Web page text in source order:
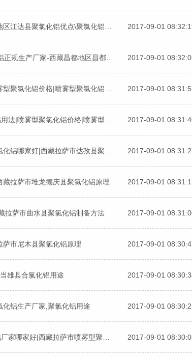
2017-09-01
2017-09-01
2017-09-01
2017-09-01
2017-09-01
拉萨市堆龙德庆县聚氯化铝原理 2017-09-01
拉萨市曲水县聚氯化铝制备方法 2017-09-01
市尼木县聚氯化铝原理 2017-09-01
雄县合氯化铝用途 2017-09-01
铝生产厂家,聚氯化铝用途 2017-09-01
2017-09-01